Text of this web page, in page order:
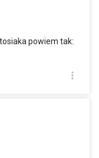
powiem tak: